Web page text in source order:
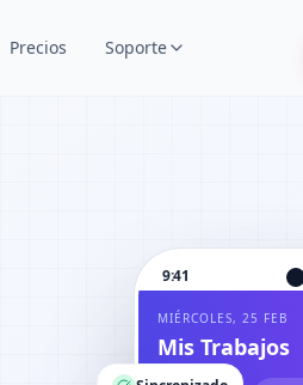
Precios Soporte
9:41
MIÉRCOLES, 25 FEB
Mis Trabajos